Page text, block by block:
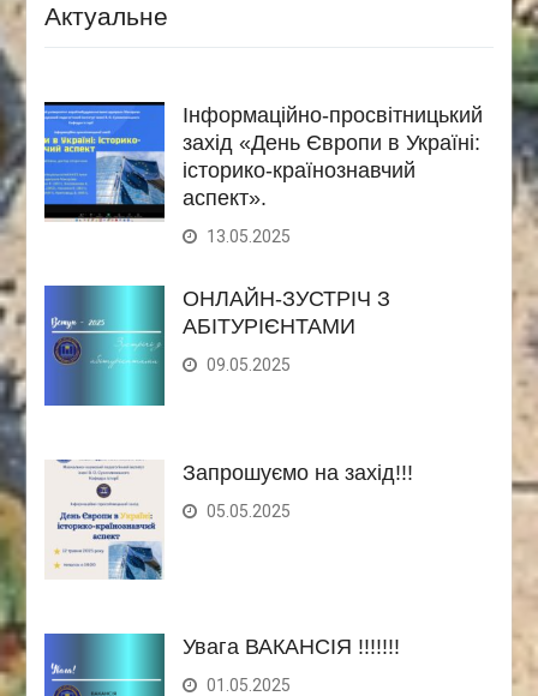
Актуальне
Інформаційно-просвітницький
захід «День Європи в Україні:
історико-країнознавчий
аспект».
13.05.2025
ОНЛАЙН-ЗУСТРІЧ З
АБІТУРІЄНТАМИ
09.05.2025
Запрошуємо на захід!!!
05.05.2025
Увага ВАКАНСІЯ !!!!!!!
01.05.2025